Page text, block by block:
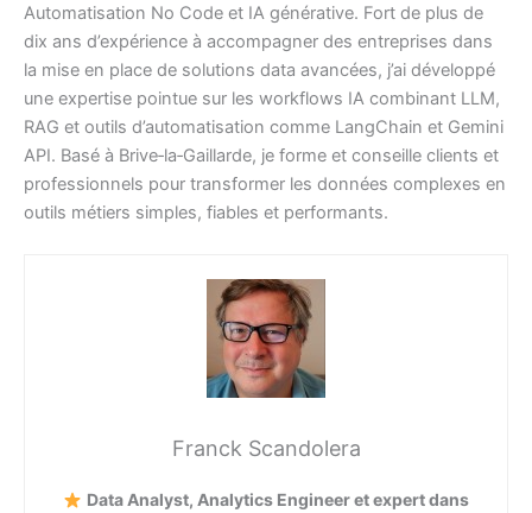
Automatisation No Code et IA générative. Fort de plus de
dix ans d’expérience à accompagner des entreprises dans
la mise en place de solutions data avancées, j’ai développé
une expertise pointue sur les workflows IA combinant LLM,
RAG et outils d’automatisation comme LangChain et Gemini
API. Basé à Brive‑la‑Gaillarde, je forme et conseille clients et
professionnels pour transformer les données complexes en
outils métiers simples, fiables et performants.
Franck Scandolera
Data Analyst, Analytics Engineer et expert dans